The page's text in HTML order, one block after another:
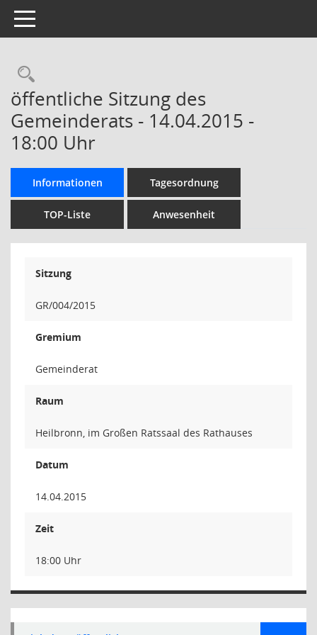
Toggle navigation
Rechercheauswahl
öffentliche Sitzung des
Gemeinderats - 14.04.2015 -
18:00 Uhr
Informationen Tagesordnung
TOP-Liste Anwesenheit
Sitzung
GR/004/2015
Gremium
Gemeinderat
Raum
Heilbronn, im Großen Ratssaal des Rathauses
Datum
14.04.2015
Zeit
18:00 Uhr